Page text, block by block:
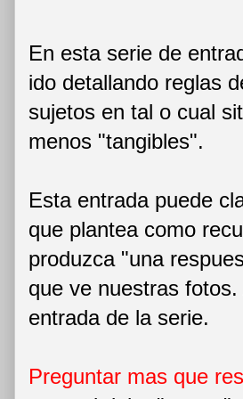
En esta serie de
ido detallando reglas
sujetos en tal o cual
menos "tangibles".
Esta entrada puede
que plantea como
produzca "una
que ve nuestras
entrada de la serie.
Preguntar mas que